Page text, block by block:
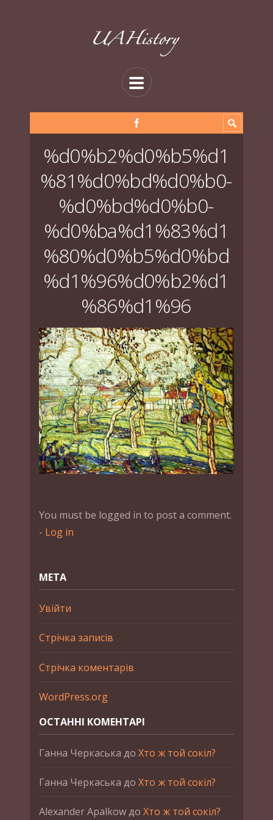
%d0%b2%d0%b5%d1
%81%d0%bd%d0%b0-
%d0%bd%d0%b0-
%d0%ba%d1%83%d1
%80%d0%b5%d0%bd
%d1%96%d0%b2%d1
%86%d1%96
You must be logged in to post a comment.
- Log in
МЕТА
Увійти
Стрічка записів
Стрічка коментарів
WordPress.org
ОСТАННІ КОМЕНТАРІ
Ганна Черкаська до Хто ж той сокіл?
Ганна Черкаська до Хто ж той сокіл?
Alexander Apalkowдо Хто ж той сокіл?